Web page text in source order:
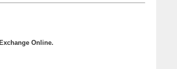
Online.